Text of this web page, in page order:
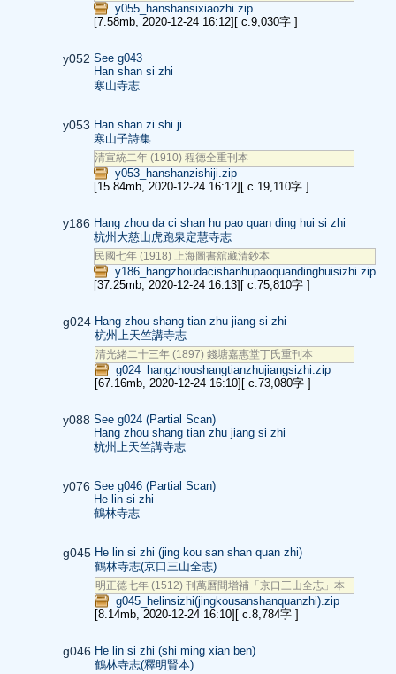
y055_hanshansixiaozhi.zip
[7.58mb, 2020-12-24 16:12] [ c.9,030字 ]
y052 See g043
Han shan si zhi
寒山寺志
y053 Han shan zi shi ji
寒山子詩集
清宣統二年 (1910) 程德全重刊本
y053_hanshanzishiji.zip
[15.84mb, 2020-12-24 16:12] [ c.19,110字 ]
y186 Hang zhou da ci shan hu pao quan ding hui si zhi
杭州大慈山虎跑泉定慧寺志
民國七年 (1918) 上海圖書舘藏清鈔本
y186_hangzhoudacishanhupaoquandinghuisizhi.zip
[37.25mb, 2020-12-24 16:13] [ c.75,810字 ]
g024 Hang zhou shang tian zhu jiang si zhi
杭州上天竺講寺志
清光緒二十三年 (1897) 錢塘嘉惠堂丁氏重刊本
g024_hangzhoushangtianzhujiangsizhi.zip
[67.16mb, 2020-12-24 16:10] [ c.73,080字 ]
y088 See g024 (Partial Scan)
Hang zhou shang tian zhu jiang si zhi
杭州上天竺講寺志
y076 See g046 (Partial Scan)
He lin si zhi
鶴林寺志
g045 He lin si zhi (jing kou san shan quan zhi)
鶴林寺志(京口三山全志)
明正德七年 (1512) 刊萬曆間增補「京口三山全志」本
g045_helinsizhi(jingkousanshanquanzhi).zip
[8.14mb, 2020-12-24 16:10] [ c.8,784字 ]
g046 He lin si zhi (shi ming xian ben)
鶴林寺志(釋明賢本)